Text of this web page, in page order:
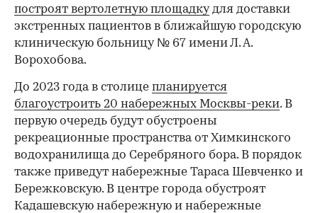
построят вертолетную площадкудля доставки
экстренных пациентов в ближайшую городскую
клиническую больницу № 67 имени Л. А.
Ворохобова.
До 2023 года в столице планируется
благоустроить 20 набережных Москвы-реки. В
первую очередь будут обустроены
рекреационные пространства от Химкинского
водохранилища до Серебряного бора. В порядок
также приведут набережные Тараса Шевченко и
Бережковскую. В центре города обустроят
Кадашевскую набережную и набережные